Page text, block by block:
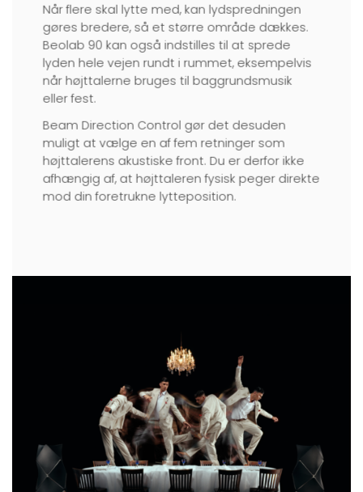
Når flere skal lytte med, kan lydspredningen
gøres bredere, så et større område dækkes.
Beolab 90 kan også indstilles til at sprede
lyden hele vejen rundt i rummet, eksempelvis
når højttalerne bruges til baggrundsmusik
eller fest.
Beam Direction Control gør det desuden
muligt at vælge en af fem retninger som
højttalerens akustiske front. Du er derfor ikke
afhængig af, at højttaleren fysisk peger direkte
mod din foretrukne lytteposition.